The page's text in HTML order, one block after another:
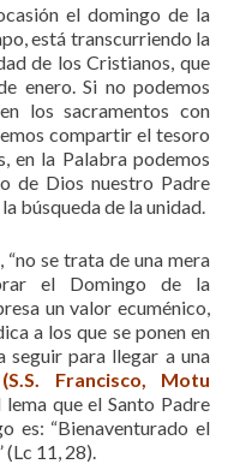
el domingo de la
está transcurriendo la
de los Cristianos, que
enero. Si no podemos
los sacramentos con
compartir el tesoro
en la Palabra podemos
de Dios nuestro Padre
búsqueda de la unidad.
“no se trata de una mera
el Domingo de la
un valor ecuménico,
a los que se ponen en
seguir para llegar a una
(S.S. Francisco, Motu
lema que el Santo Padre
es: “Bienaventurado el
11, 28).